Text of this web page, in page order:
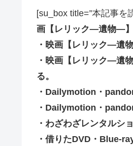
[su_box title=”本記事を
画【レリック―遺物―】
・映画【レリック―遺
・映画【レリック―遺
る。
・Dailymotion・
・Dailymotion・
・わざわざレンタルシ
・借りたDVD・Blue-